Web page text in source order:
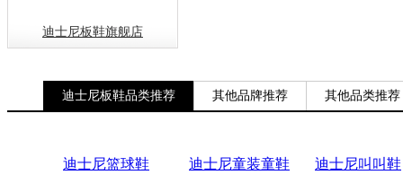
迪士尼板鞋旗舰店
迪士尼板鞋品类推荐 其他品牌推荐 其他品类推荐
迪士尼篮球鞋 迪士尼童装童鞋
迪士尼叫叫鞋